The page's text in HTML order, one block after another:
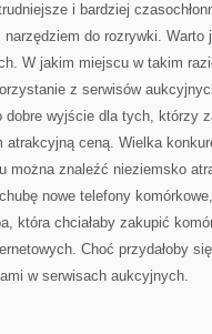
i bardziej
do rozrywki. Warto
W jakim miejscu w takim
z serwisów
dobre wyjście dla tych, którzy
atrakcyjną ceną. Wielka
można znaleźć nieziemsko
nowe telefony
która chciałaby zakupić
Choć przydałoby
w serwisach aukcyjnych.